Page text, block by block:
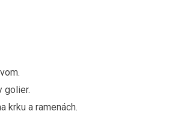
golier.
krku a ramenách.